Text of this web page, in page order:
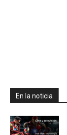
En la noticia